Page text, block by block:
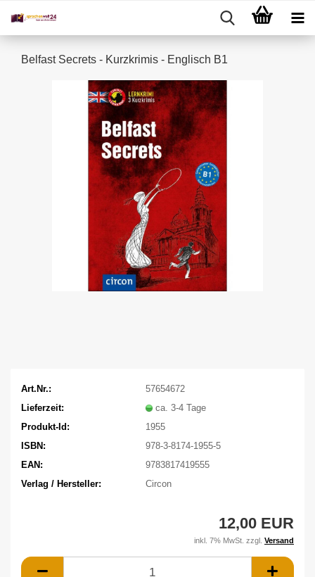
Belfast Secrets - Kurzkrimis - Englisch B1
Art.Nr.:
57654672
Lieferzeit:
ca. 3-4 Tage
Produkt-Id:
1955
ISBN:
978-3-8174-1955-5
EAN:
9783817419555
Verlag / Hersteller:
Circon
12,00 EUR
inkl. 7% MwSt. zzgl. Versand